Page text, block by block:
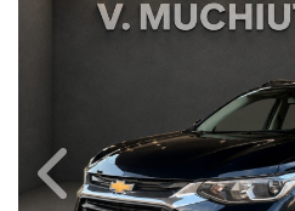
Previous